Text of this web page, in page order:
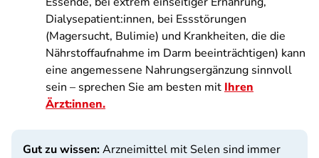
Dialysepatient:innen, bei Essstörungen
(Magersucht, Bulimie) und Krankheiten, die die
Nährstoffaufnahme im Darm beeinträchtigen) kann
eine angemessene Nahrungsergänzung sinnvoll
sein – sprechen Sie am besten mit Ihren
Ärzt:innen.
Gut zu wissen:Arzneimittel mit Selen sind immer